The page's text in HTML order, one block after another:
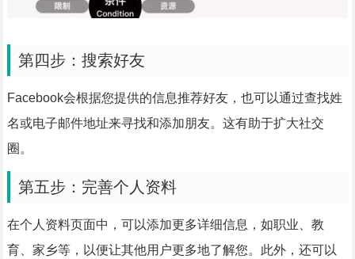
第四步：搜索好友
Facebook会根据您提供的信息推荐好友，也可以通过查找姓
名或电子邮件地址来寻找和添加朋友。这有助于扩大社交
圈。
第五步：完善个人资料
在个人资料页面中，可以添加更多详细信息，如职业、教
育、家乡等，以便让其他用户更多地了解您。此外，还可以